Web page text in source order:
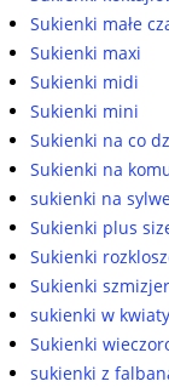
Sukienki małe
Sukienki maxi
Sukienki midi
Sukienki mini
Sukienki na co
Sukienki na
sukienki na
Sukienki plus
Sukienki
Sukienki
sukienki w kwiaty
Sukienki
sukienki z